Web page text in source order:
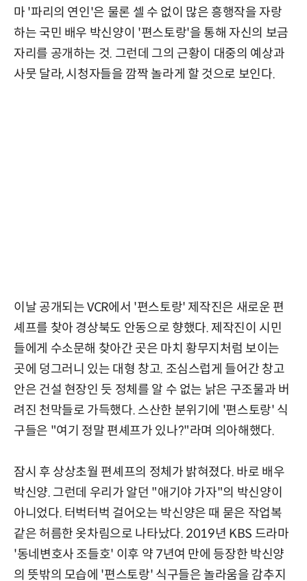
마 '파리의 연인'은 물론 셀 수 없이 많은 흥행작을 자랑
하는 국민 배우 박신양이 '편스토랑'을 통해 자신의 보금
자리를 공개하는 것. 그런데 그의 근황이 대중의 예상과
사뭇 달라, 시청자들을 깜짝 놀라게 할 것으로 보인다.
이날 공개되는 VCR에서 '편스토랑' 제작진은 새로운 편
셰프를 찾아 경상북도 안동으로 향했다. 제작진이 시민
들에게 수소문해 찾아간 곳은 마치 황무지처럼 보이는
곳에 덩그러니 있는 대형 창고. 조심스럽게 들어간 창고
안은 건설 현장인 듯 정체를 알 수 없는 낡은 구조물과 버
려진 천막들로 가득했다. 스산한 분위기에 '편스토랑' 식
구들은 "여기 정말 편셰프가 있나?"라며 의아해했다.
잠시 후 상상초월 편셰프의 정체가 밝혀졌다. 바로 배우
박신양. 그런데 우리가 알던 "애기야 가자"의 박신양이
아니었다. 터벅터벅 걸어오는 박신양은 때 묻은 작업복
같은 허름한 옷차림으로 나타났다. 2019년 KBS 드라마
'동네변호사 조들호' 이후 약 7년여 만에 등장한 박신양
의 뜻밖의 모습에 '편스토랑' 식구들은 놀라움을 감추지